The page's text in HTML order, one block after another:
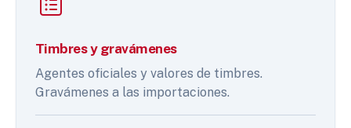
Timbres y gravámenes
Agentes oficiales y valores de timbres.
Gravámenes a las importaciones.